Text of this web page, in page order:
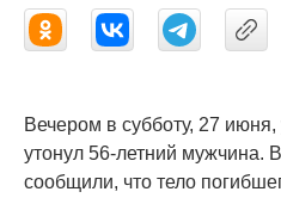
Вечером в субботу, 27
утонул 56-летний
сообщили, что тело